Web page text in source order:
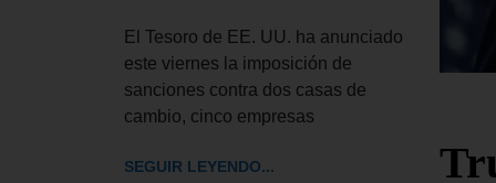
El Tesoro de EE. UU. ha anunciado
este viernes la imposición de
sanciones contra dos casas de
cambio, cinco empresas
SEGUIR LEYENDO...
el